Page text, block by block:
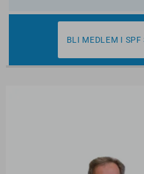
BLI MEDLEM I SPF